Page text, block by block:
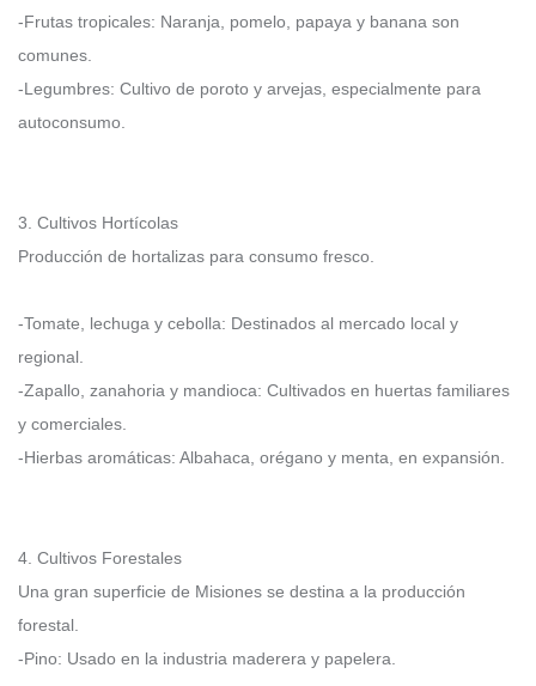
-Frutas tropicales: Naranja, pomelo, papaya y banana son
comunes.
-Legumbres: Cultivo de poroto y arvejas, especialmente para
autoconsumo.
3. Cultivos Hortícolas
Producción de hortalizas para consumo fresco.
-Tomate, lechuga y cebolla: Destinados al mercado local y
regional.
-Zapallo, zanahoria y mandioca: Cultivados en huertas familiares
y comerciales.
-Hierbas aromáticas: Albahaca, orégano y menta, en expansión.
4. Cultivos Forestales
Una gran superficie de Misiones se destina a la producción
forestal.
-Pino: Usado en la industria maderera y papelera.